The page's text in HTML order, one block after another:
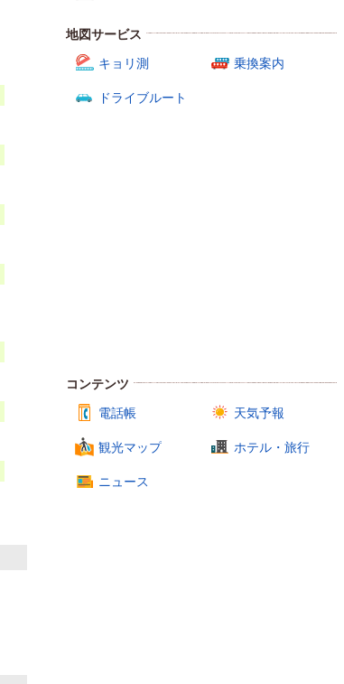
地図サービス
キョリ測
乗換案内
ドライブルート
コンテンツ
電話帳
天気予報
観光マップ ホテル・旅行
ニュース